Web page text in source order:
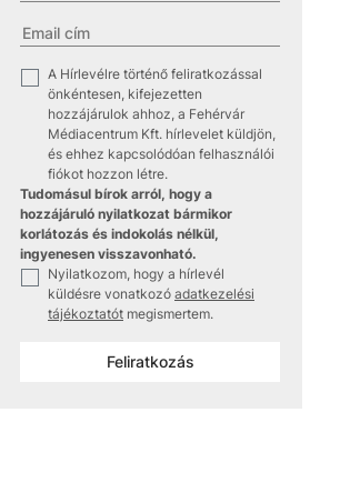
A Hírlevélre történő feliratkozással
önkéntesen, kifejezetten
hozzájárulok ahhoz, a Fehérvár
Médiacentrum Kft. hírlevelet küldjön,
és ehhez kapcsolódóan felhasználói
fiókot hozzon létre.
Tudomásul bírok arról, hogy a
hozzájáruló nyilatkozat bármikor
korlátozás és indokolás nélkül,
ingyenesen visszavonható.
Nyilatkozom, hogy a hírlevél
küldésre vonatkozó adatkezelési
tájékoztatót megismertem.
Feliratkozás